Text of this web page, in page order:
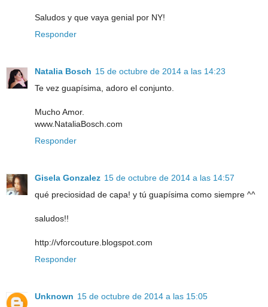
Saludos y que vaya genial por NY!
Responder
Natalia Bosch 15 de octubre de 2014 a las 14:23
Te vez guapísima, adoro el conjunto.
Mucho Amor.
www.NataliaBosch.com
Responder
Gisela Gonzalez 15 de octubre de 2014 a las 14:57
qué preciosidad de capa! y tú guapísima como siempre ^^
saludos!!
http://vforcouture.blogspot.com
Responder
Unknown 15 de octubre de 2014 a las 15:05